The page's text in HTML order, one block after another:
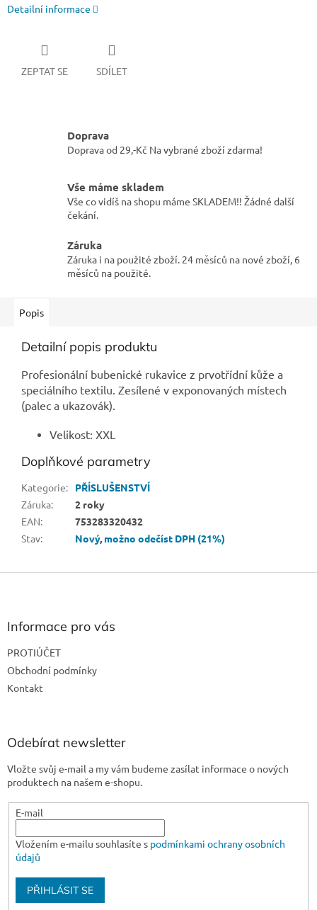
Detailní informace
ZEPTAT SE SDÍLET
Doprava
Doprava od 29,-Kč Na vybrané zboží zdarma!
Vše máme skladem
Vše co vidíš na shopu máme SKLADEM!! Žádné další
čekání.
Záruka
Záruka i na použité zboží. 24 měsíců na nové zboží, 6
měsíců na použité.
Popis
Detailní popis produktu
Profesionální bubenické rukavice z prvotřídní kůže a
speciálního textilu. Zesílené v exponovaných místech
(palec a ukazovák).
Velikost: XXL
Doplňkové parametry
Kategorie:
PŘÍSLUŠENSTVÍ
Záruka:
2 roky
EAN:
753283320432
Stav: Nový, možno odečíst DPH (21%)
Z
Informace pro vás
PROTIÚČET
Obchodní podmínky
Kontakt
Odebírat newsletter
Vložte svůj e-mail a my vám budeme zasílat informace o nových
produktech na našem e-shopu.
E-mail
Vložením e-mailu souhlasíte s podmínkami ochrany osobních
údajů
PŘIHLÁSIT SE